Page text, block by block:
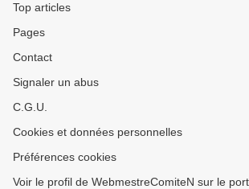
Top articles
Pages
Contact
Signaler un abus
C.G.U.
Cookies et données personnelles
Préférences cookies
Voir le profil de WebmestreComiteN sur le